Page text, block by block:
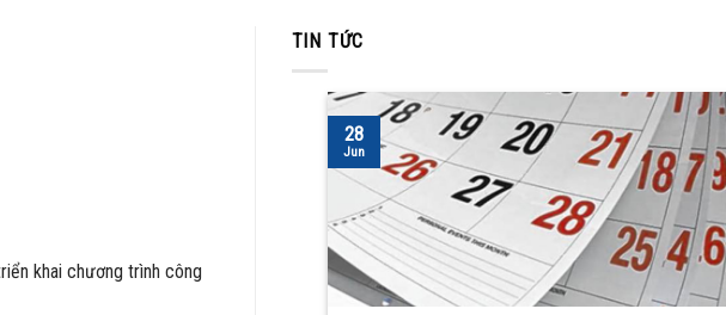
khai chương trình công
TIN TỨC
28
Jun